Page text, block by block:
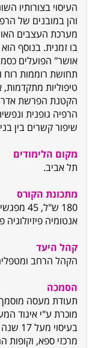
העיסוי בצורותיו
והן במובנים של
מערכת העצבים
בו זמנית. בנוסף
אושר" הפועלים
תחושת רוממות רוח
טיפוליות מתקדמות,
הקטנת הפרשת
הרפיה גופנית
שיפור קשרים בין
מקום הלימודים
תל אביב.
מתכונת הקורס
180
אנטומיה פיזיולוגיה פתולוגיה בן 28
קהל היעד
הקהל הרחב
הסמכה
תעודת מעסה
מוכרת ע"י איגוד
מרכזי ספא, וקופות